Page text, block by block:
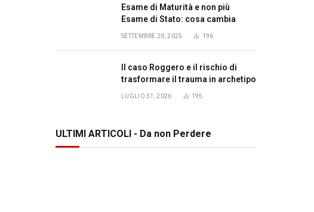
Esame di Maturità e non più
Esame di Stato: cosa cambia
SETTEMBRE 20, 2025 196
Il caso Roggero e il rischio di
trasformare il trauma in archetipo
LUGLIO 31, 2026 195
ULTIMI ARTICOLI - Da non Perdere